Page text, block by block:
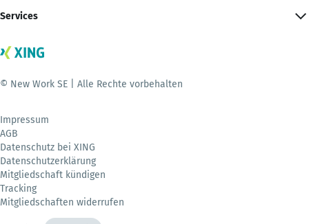
Services
© New Work SE | Alle Rechte vorbehalten
Impressum
AGB
Datenschutz bei XING
Datenschutzerklärung
Mitgliedschaft kündigen
Tracking
Mitgliedschaften widerrufen